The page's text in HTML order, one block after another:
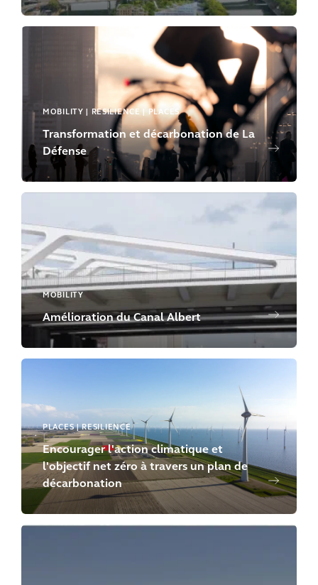
MOBILITY | RESILIENCE | PLACES
Transformation et décarbonation de La
Défense
MOBILITY
Amélioration du Canal Albert
PLACES | RESILIENCE
Encourager l'action climatique et
l'objectif net zéro à travers un plan de
décarbonation